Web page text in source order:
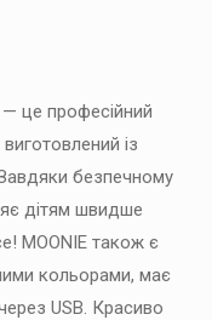
— це професійний
із
безпечному
дітям швидше
MOONIE також є
кольорами, має
USB. Красиво